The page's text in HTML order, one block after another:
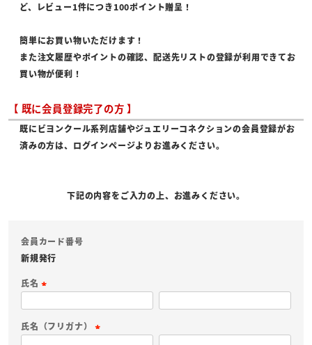
ど、レビュー1件につき100ポイント贈呈！
簡単にお買い物いただけます！
また注文履歴やポイントの確認、配送先リストの登録が利用できてお
買い物が便利！
【 既に会員登録完了の方 】
既にビヨンクール系列店舗やジュエリーコネクションの会員登録がお
済みの方は、ログインページよりお進みください。
下記の内容をご入力の上、お進みください。
会員カード番号
新規発行
氏名
必
須
氏名（フリガナ）